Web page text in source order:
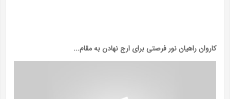
کاروان راهیان نور فرصتی برای ارج نهادن به مقام...